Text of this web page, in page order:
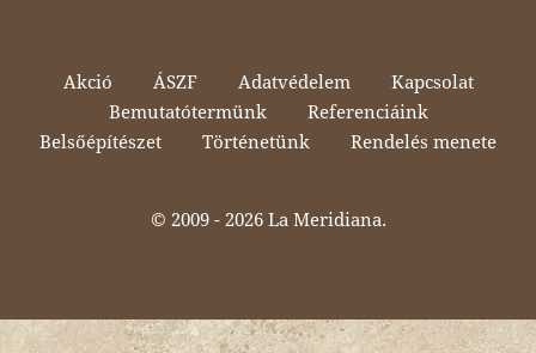
Akció ÁSZF Adatvédelem
Kapcsolat
Bemutatótermünk
Referenciáink
Belsőépítészet
Történetünk Rendelés menete
© 2009 - 2026 La Meridiana.